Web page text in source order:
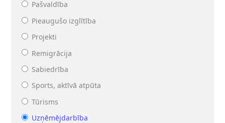
Pašvaldība
Pieaugušo izglītība
Projekti
Remigrācija
Sabiedrība
Sports, aktīvā atpūta
Tūrisms
Uzņēmējdarbība